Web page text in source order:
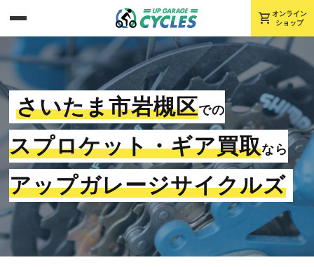
shopping_cart オンライン
ショップ
さいたま市岩槻区での
スプロケット・ギア買取なら
アップガレージサイクルズ